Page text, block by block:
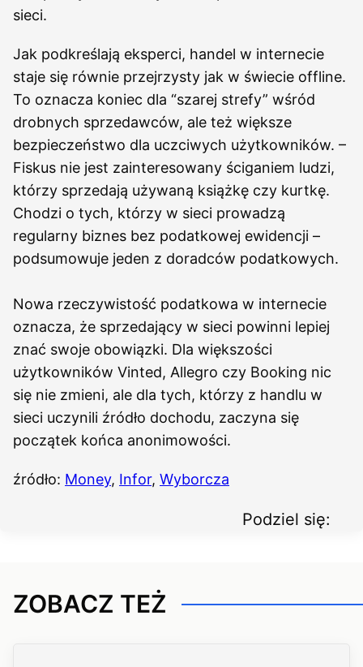
sieci.
Jak podkreślają eksperci, handel w internecie
staje się równie przejrzysty jak w świecie offline.
To oznacza koniec dla “szarej strefy” wśród
drobnych sprzedawców, ale też większe
bezpieczeństwo dla uczciwych użytkowników. –
Fiskus nie jest zainteresowany ściganiem ludzi,
którzy sprzedają używaną książkę czy kurtkę.
Chodzi o tych, którzy w sieci prowadzą
regularny biznes bez podatkowej ewidencji –
podsumowuje jeden z doradców podatkowych.
Nowa rzeczywistość podatkowa w internecie
oznacza, że sprzedający w sieci powinni lepiej
znać swoje obowiązki. Dla większości
użytkowników Vinted, Allegro czy Booking nic
się nie zmieni, ale dla tych, którzy z handlu w
sieci uczynili źródło dochodu, zaczyna się
początek końca anonimowości.
źródło: Money, Infor, Wyborcza
Podziel się:
ZOBACZ TEŻ